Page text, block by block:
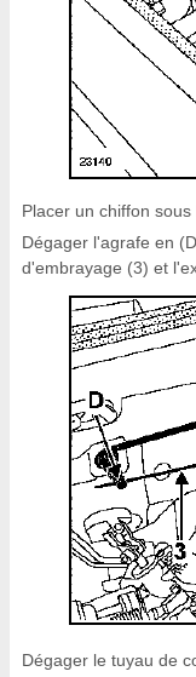
Placer un chiffon sous
Dégager l'agrafe en
d'embrayage (3) et
Dégager le tuyau de